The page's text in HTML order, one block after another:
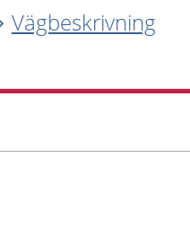
Vägbeskrivning